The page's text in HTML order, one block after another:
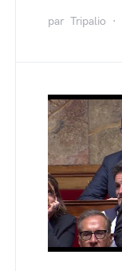
par Tripalio